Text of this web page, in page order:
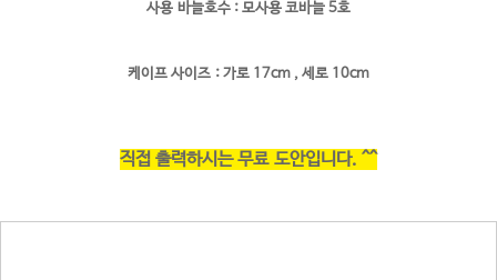
사용 바늘호수 : 모사용 코바늘 5호
케이프 사이즈 : 가로 17cm , 세로 10cm
직접 출력하시는 무료 도안입니다. ^^